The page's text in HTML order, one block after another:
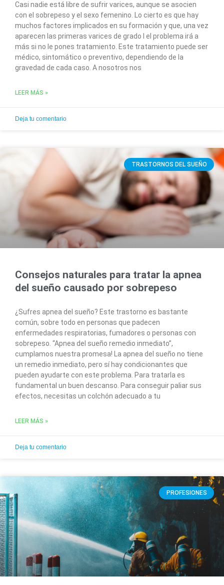
Casi nadie está libre de sufrir varices, aunque se asocien
con el sobrepeso y el sexo femenino. Lo cierto es que hay
muchos factores implicados en su formación y que, una vez
aparecen las primeras varices de grado I el problema irá a
más si no le pones tratamiento. Este tratamiento puede ser
médico, sintomático o preventivo, dependiendo de la
gravedad de cada caso. A nosotros nos
LEER MÁS »
Deja tu comentario
TRASTORNOS DEL SUEÑO
Consejos naturales para tratar la apnea
del sueño causado por sobrepeso
¿Sufres apnea del sueño? Este trastorno es bastante
común, sobre todo en personas que padecen
enfermedades respiratorias, fumadores o personas con
sobrepeso. “Apnea del sueño remedio inmediato”,
cumplamos nuestra promesa! La apnea del sueño no tiene
un remedio inmediato, pero sí hay condicionantes que
pueden ayudarte con este problema. Para tratarla es
fundamental un buen descanso. Para conseguir paliar sus
efectos, necesitas un colchón adecuado a tu
LEER MÁS »
Deja tu comentario
PROFESIONES